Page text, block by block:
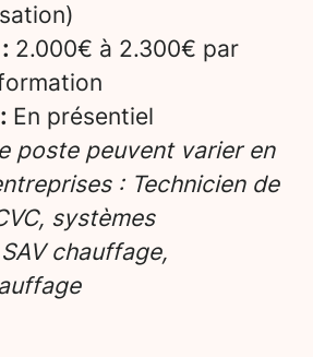
2.000€ à 2.300€ par
En présentiel
poste peuvent varier en
: Technicien de
systèmes
chauffage,